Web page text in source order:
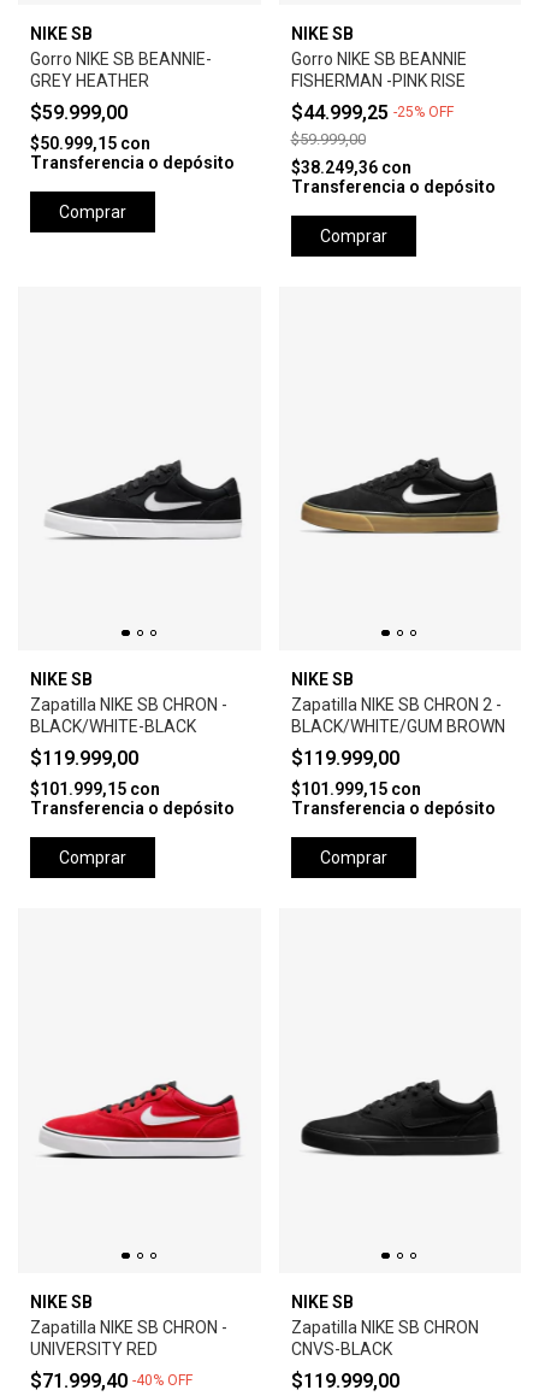
NIKE SB
Gorro NIKE SB BEANNIE-
GREY HEATHER
$59.999,00
$50.999,15 con
Transferencia o depósito
Comprar
NIKE SB
Gorro NIKE SB BEANNIE
FISHERMAN -PINK RISE
$44.999,25 -25% OFF
$59.999,00
$38.249,36 con
Transferencia o depósito
Comprar
NIKE SB
Zapatilla NIKE SB CHRON -
BLACK/WHITE-BLACK
$119.999,00
$101.999,15 con
Transferencia o depósito
Comprar
NIKE SB
Zapatilla NIKE SB CHRON 2 -
BLACK/WHITE/GUM BROWN
$119.999,00
$101.999,15 con
Transferencia o depósito
Comprar
NIKE SB
Zapatilla NIKE SB CHRON -
UNIVERSITY RED
$71.999,40 -40% OFF
NIKE SB
Zapatilla NIKE SB CHRON
CNVS-BLACK
$119.999,00